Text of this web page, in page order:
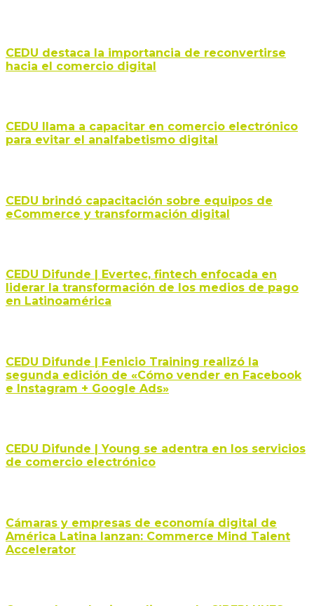
CEDU destaca la importancia de reconvertirse
hacia el comercio digital
CEDU llama a capacitar en comercio electrónico
para evitar el analfabetismo digital
CEDU brindó capacitación sobre equipos de
eCommerce y transformación digital
CEDU Difunde | Evertec, fintech enfocada en
liderar la transformación de los medios de pago
en Latinoamérica
CEDU Difunde | Fenicio Training realizó la
segunda edición de «Cómo vender en Facebook
e Instagram + Google Ads»
CEDU Difunde | Young se adentra en los servicios
de comercio electrónico
Cámaras y empresas de economía digital de
América Latina lanzan: Commerce Mind Talent
Accelerator